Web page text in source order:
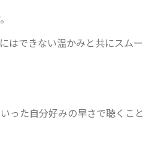
はできない温かみと共にスムー
った自分好みの早さで聴くこと